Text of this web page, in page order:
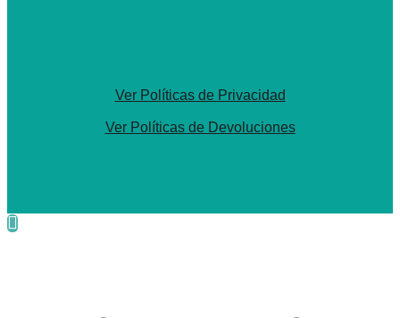
Ver Políticas de Privacidad
Ver Políticas de Devoluciones